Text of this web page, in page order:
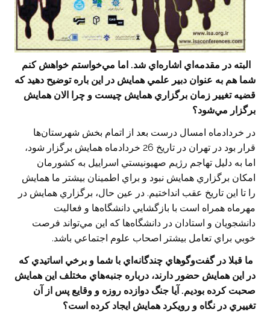
‌البته در مقدمه‌اي اشاره‌اي شد. اما مي‌خواستم خواهش كنم
شما هم به عنوان دبير علمي همايش در اين باره توضيح دهيد كه
قضيه تغيير زمان برگزاري همايش چيست و چرا الان همايش
برگزار مي‌شود؟
در خردادماه امسال درست بعد از اتمام بخش شهرستان‌ها
قرار بود در تهران در تاريخ 26 خردادماه همايش برگزار شود،
اما به دليل تهاجم رژيم صهيونيستي اسراييل به كشورمان
امكان برگزاري همايش نبود و براي اطمينان بيشتر ما همايش
را تا اين تاريخ عقب انداختيم. در عين حال، برگزاري همايش در
مهرماه همراه است با بازگشايي دانشگاه‌ها و فعاليت
دانشجويان و استادان در دانشگاه‌ها كه اين مي‌تواند فرصت
خوبي براي تعامل بيشتر اصحاب علوم اجتماعي باشد.
‌ما قبلا در گفت‌وگوهاي چندگانه‌اي با شما و برخي اساتيدي كه
در اين همايش حضور دارند، درباره جنبه‌هاي مختلف اين همايش
صحبت كرده بوديم. آيا جنگ دوازده روزه و وقايع پس از آن
تغييري در نگاه و رويكرد همايش ايجاد كرده است؟